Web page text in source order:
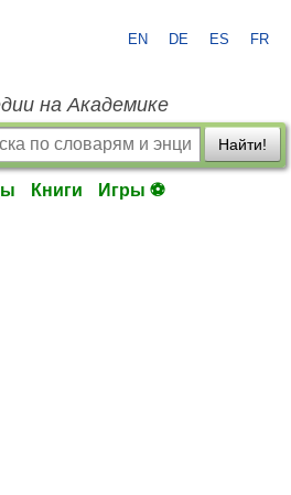
EN DE ES FR
на Академике
Найти!
Книги Игры ⚽